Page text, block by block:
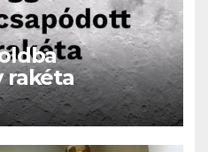
rakéta